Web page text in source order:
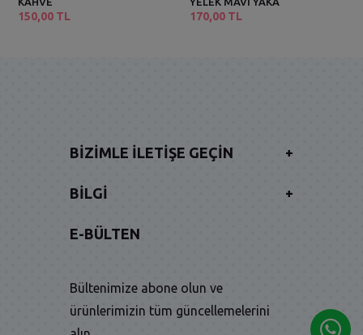
150,00 TL 170,00 TL
BIZIMLE İLETIŞE GEÇIN +
BILGI +
E-BÜLTEN
Bültenimize abone olun ve
ürünlerimizin tüm güncellemelerini